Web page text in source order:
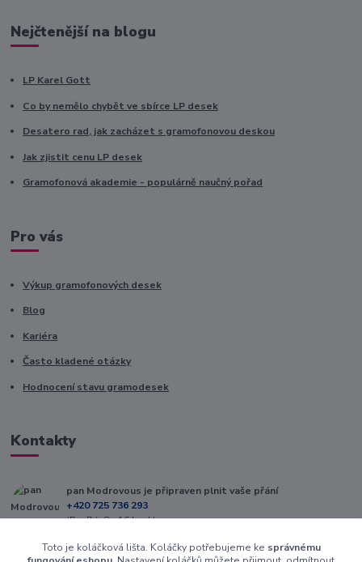
Nejčtenější na blogu
LP Karel Gott
Co by nemělo chybět ve sbírce LP desek
Desatero rad, jak zacházet s gramofonovou deskou
Jak zjistit cenu LP desek
Gramofonová akademie - populárně naučný pořad
Pro vás
Výkup gramofonových desek
Blog
Kariéra
Často kladené otázky
Hodnocení stavu gramodesek
Kontakty
pan Modrovous je připraven plnit vaše přání
+420 725 736 293
(Po-Pá, 8 - 16 hod.)
info@modrovous.cz
Toto je koláčková lišta. Koláčky potřebujeme ke správnému